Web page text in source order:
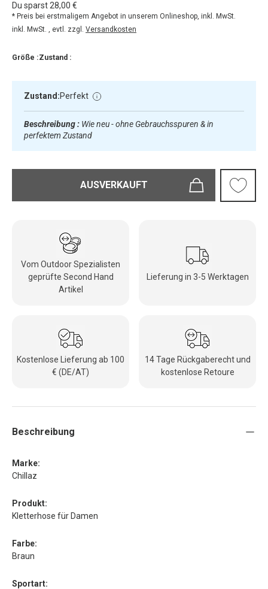
Du sparst 28,00 €
* Preis bei erstmaligem Angebot in unserem Onlineshop, inkl. MwSt.
inkl. MwSt. , evtl. zzgl. Versandkosten
Größe :Zustand :
Zustand:Perfekt
Beschreibung : Wie neu - ohne Gebrauchsspuren & in
perfektem Zustand
AUSVERKAUFT
Vom Outdoor Spezialisten
geprüfte Second Hand
Artikel
Lieferung in 3-5 Werktagen
Kostenlose Lieferung ab 100
€ (DE/AT)
14 Tage Rückgaberecht und
kostenlose Retoure
Beschreibung
Marke:
Chillaz
Produkt:
Kletterhose für Damen
Farbe:
Braun
Sportart: